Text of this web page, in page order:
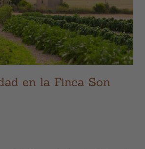
en la Finca Son